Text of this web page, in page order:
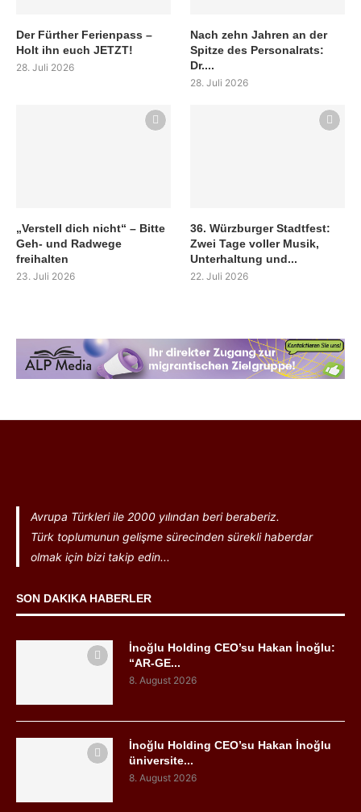
Der Fürther Ferienpass –
Holt ihn euch JETZT!
28. Juli 2026
Nach zehn Jahren an der
Spitze des Personalrats:
Dr....
28. Juli 2026
„Verstell dich nicht“ – Bitte
Geh- und Radwege
freihalten
23. Juli 2026
36. Würzburger Stadtfest:
Zwei Tage voller Musik,
Unterhaltung und...
22. Juli 2026
Avrupa Türkleri ile 2000 yılından beri beraberiz.
Türk toplumunun gelişme sürecinden sürekli haberdar
olmak için bizi takip edin...
SON DAKIKA HABERLER
İnoğlu Holding CEO’su Hakan İnoğlu:
“AR-GE...
8. August 2026
İnoğlu Holding CEO’su Hakan İnoğlu
üniversite...
8. August 2026